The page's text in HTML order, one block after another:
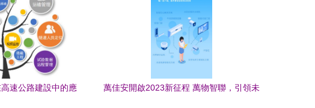
速公路建設中的應
萬佳安開啟2023新征程 萬物智聯，引領未